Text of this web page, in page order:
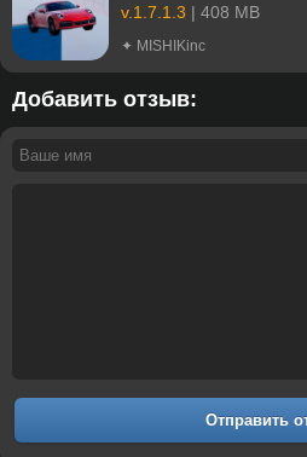
v.1.7.1.3 | 408 MB
✦ MISHIKinc
Добавить отзыв:
Отправить